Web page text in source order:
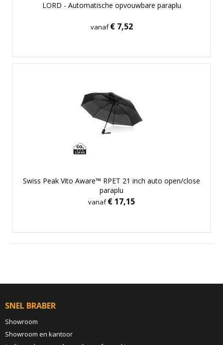
LORD - Automatische opvouwbare paraplu
vanaf€ 7,52
Swiss Peak Vito Aware™ RPET 21 inch auto open/close
paraplu
vanaf€ 17,15
SNEL BRABER
Showroom
Showroom en kantoor